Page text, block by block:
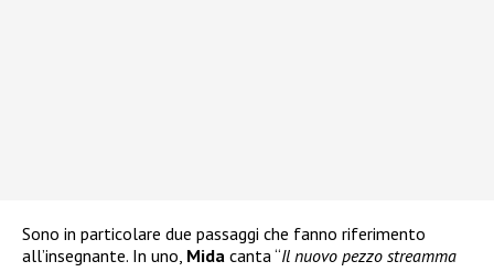
Sono in particolare due passaggi che fanno riferimento
all’insegnante. In uno, Mida canta “Il nuovo pezzo streamma